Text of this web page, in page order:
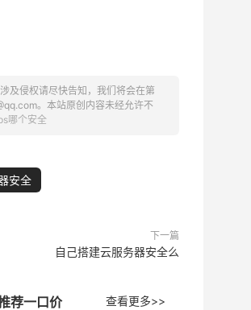
及侵权请尽快告知，我们将会在第
。本站原创内容未经允许不
哪个安全
安全
下一篇
自己搭建云服务器安全么
荐一口价 查看更多>>